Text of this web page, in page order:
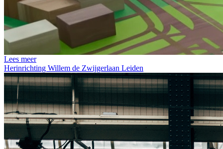
Lees meer
Herinrichting Willem de Zwijgerlaan Leiden